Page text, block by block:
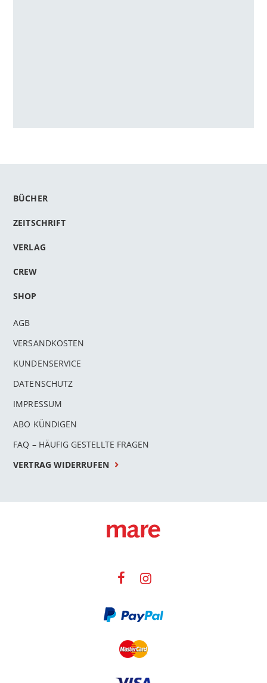
BÜCHER
ZEITSCHRIFT
VERLAG
CREW
SHOP
AGB
VERSANDKOSTEN
KUNDENSERVICE
DATENSCHUTZ
IMPRESSUM
ABO KÜNDIGEN
FAQ – HÄUFIG GESTELLTE FRAGEN
VERTRAG WIDERRUFEN